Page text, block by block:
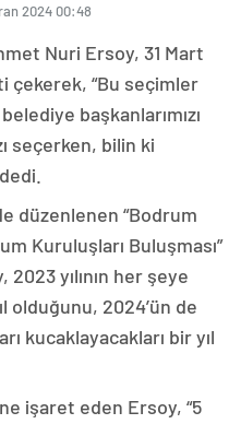
2024 00:48
Nuri Ersoy, 31 Mart
çekerek, “Bu seçimler
başkanlarımızı
seçerken, bilin ki
düzenlenen “Bodrum
Kuruluşları Buluşması”
yılının her şeye
olduğunu, 2024’ün de
kucaklayacakları bir yıl
işaret eden Ersoy, “5